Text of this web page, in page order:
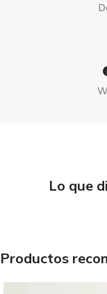
Lo que
Productos